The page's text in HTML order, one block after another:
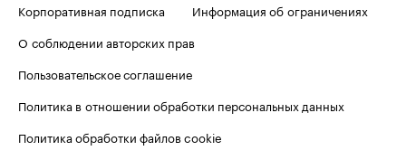
Корпоративная подписка
Информация об ограничениях
О соблюдении авторских прав
Пользовательское соглашение
Политика в отношении обработки персональных данных
Политика обработки файлов cookie